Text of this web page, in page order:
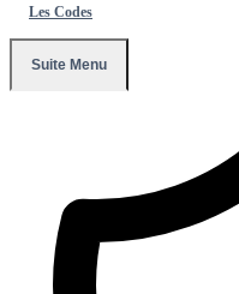
Les Codes
Suite Menu